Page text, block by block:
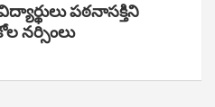
పఠ‌నాసక్తిని
నర్సింలు